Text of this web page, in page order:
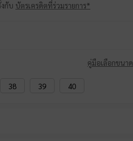
กับ บัตรเครดิตที่ร่วมรายการ*
คู่มือเลือกขนาด
38 39 40